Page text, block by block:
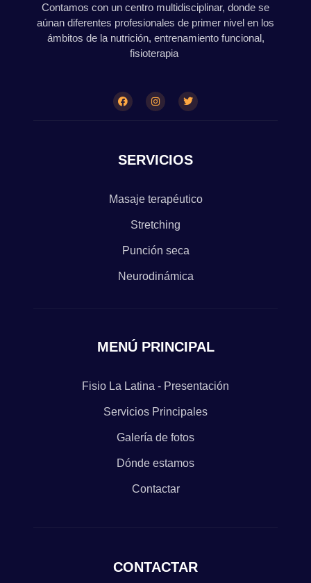
Contamos con un centro multidisciplinar, donde se
aúnan diferentes profesionales de primer nivel en los
ámbitos de la nutrición, entrenamiento funcional,
fisioterapia
SERVICIOS
Masaje terapéutico
Stretching
Punción seca
Neurodinámica
MENÚ PRINCIPAL
Fisio La Latina - Presentación
Servicios Principales
Galería de fotos
Dónde estamos
Contactar
CONTACTAR